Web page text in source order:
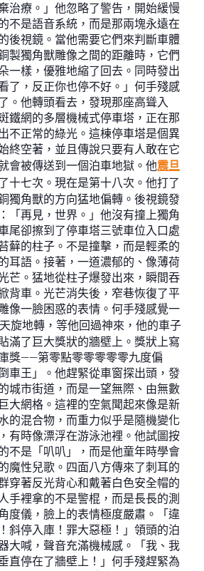
治療。」他忽略了警告，開始緩慢
不是語音系統，而是那兩塊永遠在
後視鏡。當他需要它們來判斷車體
製獨角獸雕像之間的距離時，它們
一樣，優雅地縮了回去。同時發出
了，反正你也停不好。」何手殘感
。他轉頭看去，發現那座高聳入
鐵網的多層機械式停車塔，正在那
不正常的綠光。這棟停車塔是個異
終空著，並且傳說只要有人敢在它
會被傳送到一個泊車地獄。他震旦
十七次。現在是第十八次。他打了
獨角獸的方向猛地偏轉。後視鏡發
「再見，世界。」他沒有撞上獨角
尾卻擦到了停車塔三號車位入口處
蘚的柱子。不是撞擊，而是輕柔的
耳語。接著，一道濃郁的、像薄荷
芒。猛地從柱子爆發出來，瞬間吞
背車。光芒消失後，窄巷恢復了平
像一臉困惑的表情。何手殘感覺一
旋地轉，等他回過神來，他的車子
滿了巨大獎狀的牆壁上。獎狀上寫
獎——第零點零零零零零九度偏
車王」。他趕緊從車窗探出頭，發
城市街道，而是一望無際、由無數
大網格。這裡的空氣聞起來像是新
的混合物，而重力似乎是隨機變化
有時像漂浮在游泳池裡。他試圖按
不是「叭叭」，而是他童年時學會
魔性兒歌。四面八方傳來了刺耳的
穿著反光背心和戴著白色安全帽的
手裡拿的不是警棍，而是長長的測
度儀，臉上的表情極度嚴肅。「違
斜停入庫！罪大惡極！」領頭的泊
大喊，聲音充滿機械感。「我、我
直停在了牆壁上！」何手殘趕緊為